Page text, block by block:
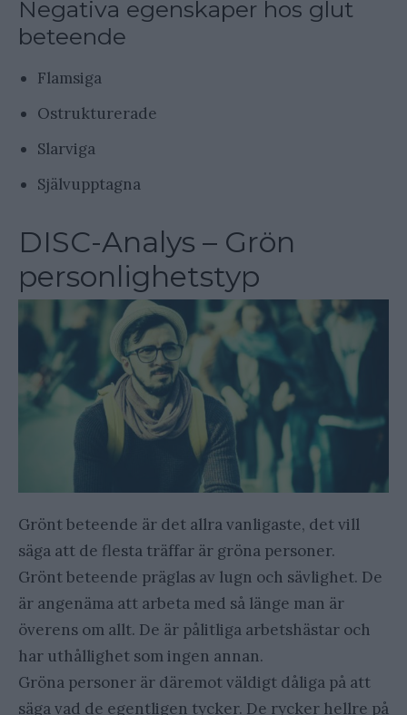
Negativa egenskaper hos glut
beteende
Flamsiga
Ostrukturerade
Slarviga
Självupptagna
DISC-Analys – Grön
personlighetstyp
Grönt beteende är det allra vanligaste, det vill
säga att de flesta träffar är gröna personer.
Grönt beteende präglas av lugn och sävlighet. De
är angenäma att arbeta med så länge man är
överens om allt. De är pålitliga arbetshästar och
har uthållighet som ingen annan.
Gröna personer är däremot väldigt dåliga på att
säga vad de egentligen tycker. De rycker hellre på